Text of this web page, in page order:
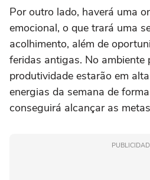
Por outro lado, haverá uma
emocional, o que trará uma
acolhimento, além de
feridas antigas. No ambiente
produtividade estarão em
energias da semana de
conseguirá alcançar as